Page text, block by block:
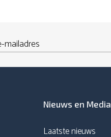
Nieuws en Media
Laatste nieuws